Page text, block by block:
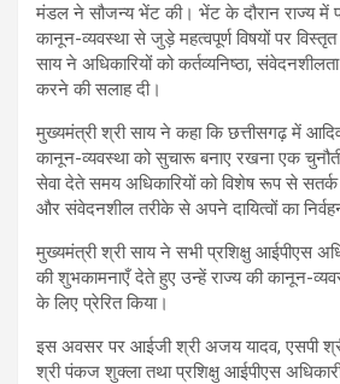
मंडल ने सौजन्य भेंट की। भेंट के दौरान राज्य में
कानून-व्यवस्था से जुड़े महत्वपूर्ण विषयों पर
साय ने अधिकारियों को कर्तव्यनिष्ठा,
करने की सलाह दी।
मुख्यमंत्री श्री साय ने कहा कि छत्तीसगढ़ में
कानून-व्यवस्था को सुचारू बनाए रखना एक
सेवा देते समय अधिकारियों को विशेष रूप से सतर्क
और संवेदनशील तरीके से अपने दायित्वों का
मुख्यमंत्री श्री साय ने सभी प्रशिक्षु आईपीएस
की शुभकामनाएँ देते हुए उन्हें राज्य की कानून-
के लिए प्रेरित किया।
इस अवसर पर आईजी श्री अजय यादव, एसपी
श्री पंकज शुक्ला तथा प्रशिक्षु आईपीएस